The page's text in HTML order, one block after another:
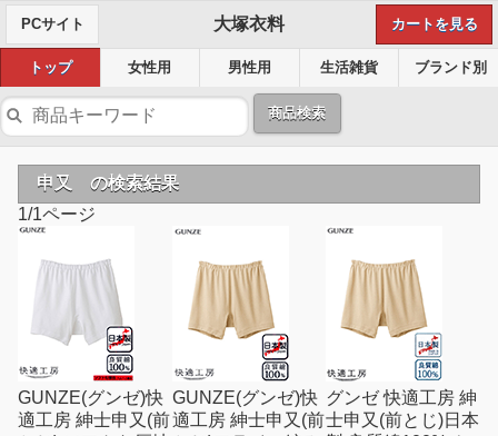
PCサイト 大塚衣料 カートを見る
トップ 女性用 男性用 生活雑貨 ブランド別
商品検索
申又 の検索結果
1/1ページ
GUNZE(グンゼ)快
適工房 紳士申又(前
GUNZE(グンゼ)快
適工房 紳士申又(前
グンゼ 快適工房 紳
士申又(前とじ)日本